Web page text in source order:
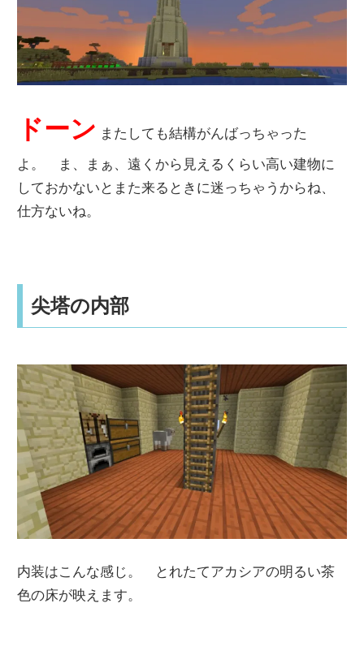
ドーン またしても結構がんばっちゃった
よ。 ま、まぁ、遠くから見えるくらい高い建物に
しておかないとまた来るときに迷っちゃうからね、
仕方ないね。
尖塔の内部
内装はこんな感じ。 とれたてアカシアの明るい茶
色の床が映えます。